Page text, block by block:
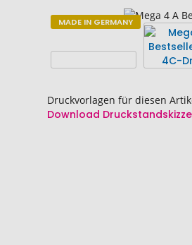
Zum
Ende
springen
Druckvorlagen für diesen
Download Druckstandskizze
Zum
Anfang
springen
MADE IN GERMANY